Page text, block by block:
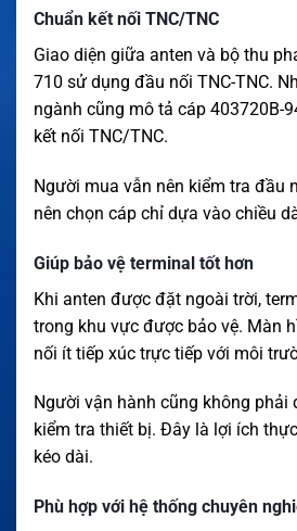
Chuẩn kết nối TNC/TNC
Giao diện giữa anten và bộ thu
710 sử dụng đầu nối TNC-TNC.
ngành cũng mô tả cáp 403720B-
kết nối TNC/TNC.
Người mua vẫn nên kiểm tra đầu
nên chọn cáp chỉ dựa vào chiều
Giúp bảo vệ terminal tốt hơn
Khi anten được đặt ngoài trời,
trong khu vực được bảo vệ. Màn
nối ít tiếp xúc trực tiếp với môi
Người vận hành cũng không
kiểm tra thiết bị. Đây là lợi ích
kéo dài.
Phù hợp với hệ thống chuyên